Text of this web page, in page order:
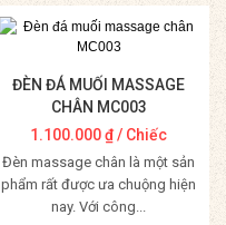
ĐÈN ĐÁ MUỐI MASSAGE
CHÂN MC003
1.100.000₫/ Chiếc
Đèn massage chân là một sản
phẩm rất được ưa chuộng hiện
nay. Với công...